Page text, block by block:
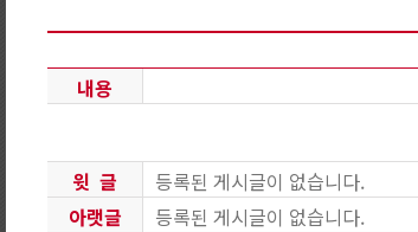
내용
윗 글
등록된 게시글이 없습니다.
아랫글
등록된 게시글이 없습니다.